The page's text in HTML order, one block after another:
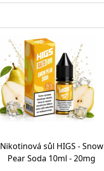
Nikotinová sůl HIGS - Snow
Pear Soda 10ml - 20mg